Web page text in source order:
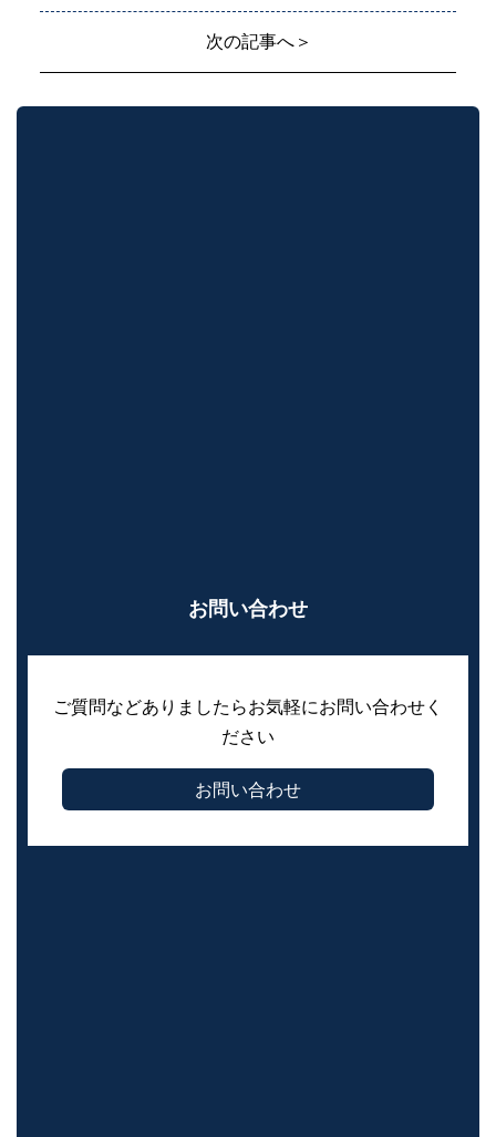
次の記事へ＞
お問い合わせ
ご質問などありましたらお気軽にお問い合わせく
ださい
お問い合わせ